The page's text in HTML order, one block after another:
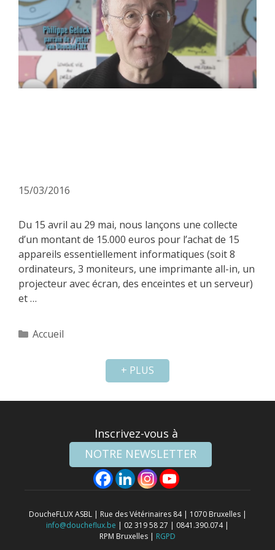
15/03/2016
Du 15 avril au 29 mai, nous lançons une collecte
d’un montant de 15.000 euros pour l’achat de 15
appareils essentiellement informatiques (soit 8
ordinateurs, 3 moniteurs, une imprimante all-in, un
projecteur avec écran, des enceintes et un serveur)
et …
Catégories
Accueil
+ PLUS
Inscrivez-vous à
NOTRE NEWSLETTER
DoucheFLUX ASBL | Rue des Vétérinaires 84 | 1070 Bruxelles |
info@doucheflux.be | 02 319 58 27 | 0841.390.074 |
RPM Bruxelles | RGPD